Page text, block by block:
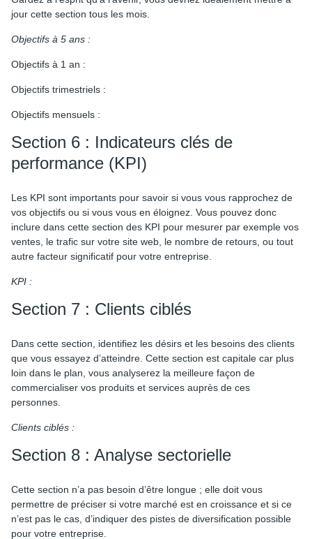
jour cette section tous les mois.
Objectifs à 5 ans :
Objectifs à 1 an :
Objectifs trimestriels :
Objectifs mensuels :
Section 6 : Indicateurs clés de
performance (KPI)
Les KPI sont importants pour savoir si vous vous rapprochez de
vos objectifs ou si vous vous en éloignez. Vous pouvez donc
inclure dans cette section des KPI pour mesurer par exemple vos
ventes, le trafic sur votre site web, le nombre de retours, ou tout
autre facteur significatif pour votre entreprise.
KPI :
Section 7 : Clients ciblés
Dans cette section, identifiez les désirs et les besoins des clients
que vous essayez d’atteindre. Cette section est capitale car plus
loin dans le plan, vous analyserez la meilleure façon de
commercialiser vos produits et services auprès de ces
personnes.
Clients ciblés :
Section 8 : Analyse sectorielle
Cette section n’a pas besoin d’être longue ; elle doit vous
permettre de préciser si votre marché est en croissance et si ce
n’est pas le cas, d’indiquer des pistes de diversification possible
pour votre entreprise.